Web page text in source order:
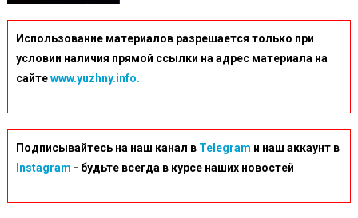
Использование материалов разрешается только при
условии наличия прямой ссылки на адрес материала на
сайтеwww.yuzhny.info.
Подписывайтесь на наш канал в Telegram и наш аккаунт в
Instagram - будьте всегда в курсе наших новостей